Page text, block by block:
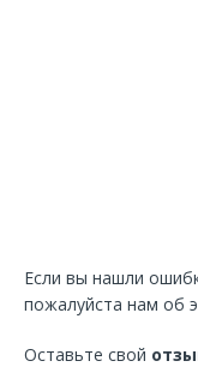
Если вы нашли
пожалуйста нам об
Оставьте свой